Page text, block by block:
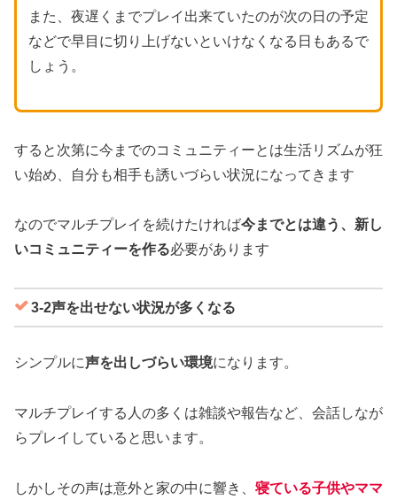
また、夜遅くまでプレイ出来ていたのが次の日の予定
などで早目に切り上げないといけなくなる日もあるで
しょう。
すると次第に今までのコミュニティーとは生活リズムが狂
い始め、自分も相手も誘いづらい状況になってきます
なのでマルチプレイを続けたければ今までとは違う、新し
いコミュニティーを作る必要があります
3-2声を出せない状況が多くなる
シンプルに声を出しづらい環境になります。
マルチプレイする人の多くは雑談や報告など、会話しなが
らプレイしていると思います。
しかしその声は意外と家の中に響き、 寝ている子供やママ